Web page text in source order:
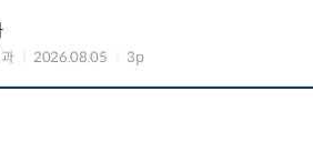
2026.08.05 3p